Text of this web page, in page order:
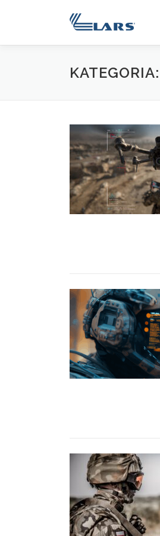
KATEGORIA: